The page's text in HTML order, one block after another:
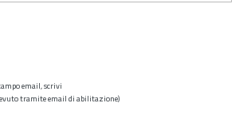
email, scrivi
tramite email di abilitazione)